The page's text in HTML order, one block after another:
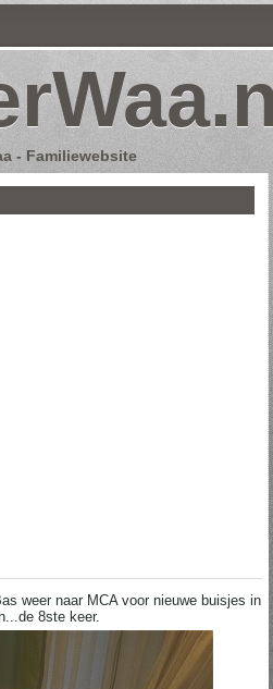
- Familiewebsite
weer naar MCA voor nieuwe buisjes in
8ste keer.